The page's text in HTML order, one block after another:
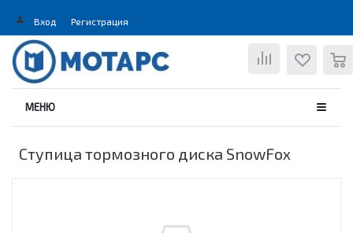
Вход Регистрация
МЕНЮ
Ступица тормозного диска SnowFox